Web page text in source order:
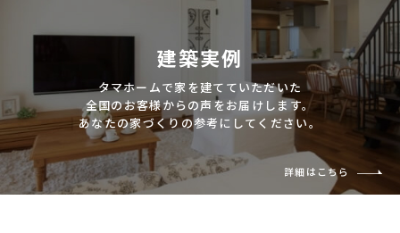
建築実例
タマホームで家を建てていただいた
全国のお客様からの声をお届けします。
あなたの家づくりの参考にしてください。
詳細はこちら